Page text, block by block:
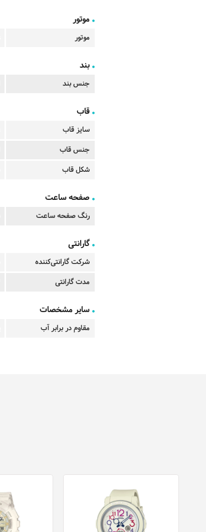
موتور
موتور
بند
جنس بند
قاب
سایز قاب
جنس قاب
شکل قاب
صفحه ساعت
رنگ صفحه ساعت
گارانتی
شرکت گارانتی‌کننده
مدت گارانتی
سایر مشخصات
مقاوم در برابر آب